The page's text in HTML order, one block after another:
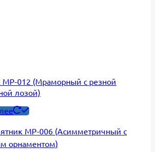
МР-012 (Мраморный с резной
лозой)